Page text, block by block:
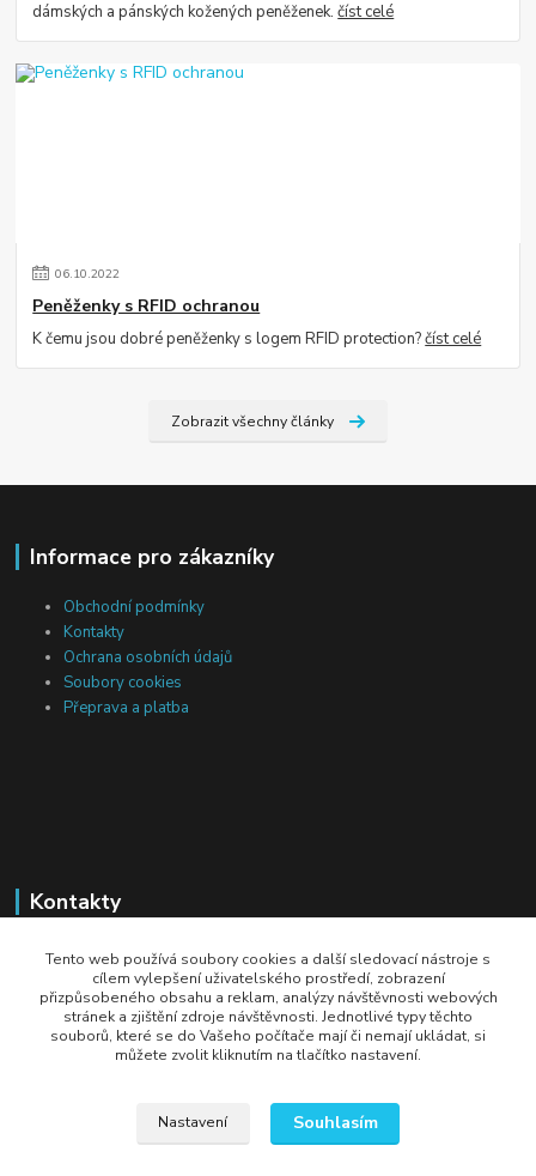
dámských a pánských kožených peněženek.číst celé
06.10.2022
Peněženky s RFID ochranou
K čemu jsou dobré peněženky s logem RFID protection?číst celé
Zobrazit všechny články
Informace pro zákazníky
Obchodní podmínky
Kontakty
Ochrana osobních údajů
Soubory cookies
Přeprava a platba
Kontakty
Michal Tranta
+420 777 217 687
(Po-Pá, 8-18 hod.)
info@dobryzbozi.cz
Tento web používá soubory cookies a další sledovací nástroje s
cílem vylepšení uživatelského prostředí, zobrazení
přizpůsobeného obsahu a reklam, analýzy návštěvnosti webových
stránek a zjištění zdroje návštěvnosti. Jednotlivé typy těchto
souborů, které se do Vašeho počítače mají či nemají ukládat, si
můžete zvolit kliknutím na tlačítko nastavení.
Nastavení Souhlasím